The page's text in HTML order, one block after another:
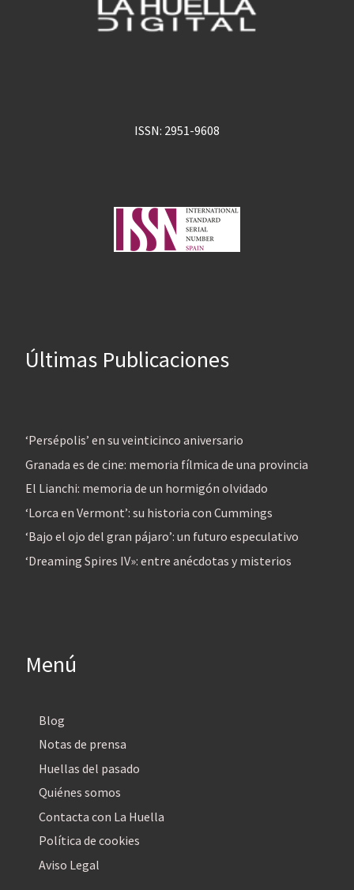
ISSN: 2951-9608
Últimas Publicaciones
‘Persépolis’ en su veinticinco aniversario
Granada es de cine: memoria fílmica de una provincia
El Lianchi: memoria de un hormigón olvidado
‘Lorca en Vermont’: su historia con Cummings
‘Bajo el ojo del gran pájaro’: un futuro especulativo
‘Dreaming Spires IV»: entre anécdotas y misterios
Menú
Blog
Notas de prensa
Huellas del pasado
Quiénes somos
Contacta con La Huella
Política de cookies
Aviso Legal